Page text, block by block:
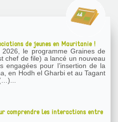
de jeunes en Mauritanie !
le programme Graines de
chef de file) a lancé un nouveau
engagées pour l’insertion de la
en Hodh el Gharbi et au Tagant
comprendre les interactions entre